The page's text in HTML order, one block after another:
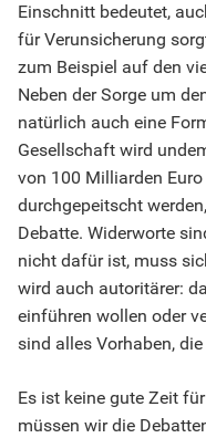
Einschnitt bedeutet,
für Verunsicherung
zum Beispiel auf den
Neben der Sorge um
natürlich auch eine
Gesellschaft wird
von 100 Milliarden
durchgepeitscht
Debatte. Widerworte
nicht dafür ist, muss
wird auch autoritärer:
einführen wollen oder
sind alles Vorhaben,
Es ist keine gute Zeit
müssen wir die